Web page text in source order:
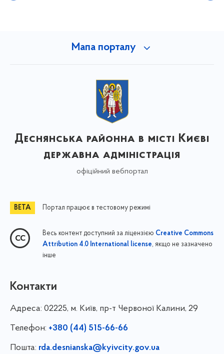
Мапа порталу
Деснянська районна в місті Києві
державна адміністрація
офіційний вебпортал
Портал працює в тестовому режимі
Весь контент доступний за ліцензією Creative Commons
Attribution 4.0 International license, якщо не зазначено
інше
Контакти
Адреса: 02225, м. Київ, пр-т Червоної Калини, 29
Телефон: +380 (44) 515-66-66
Пошта: rda.desnianska@kyivcity.gov.ua